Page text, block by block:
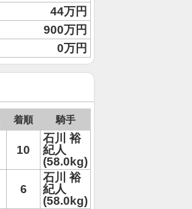
44万円
900万円
0万円
着順 騎手
10
石川 裕
紀人
(58.0kg)
6
石川 裕
紀人
(58.0kg)